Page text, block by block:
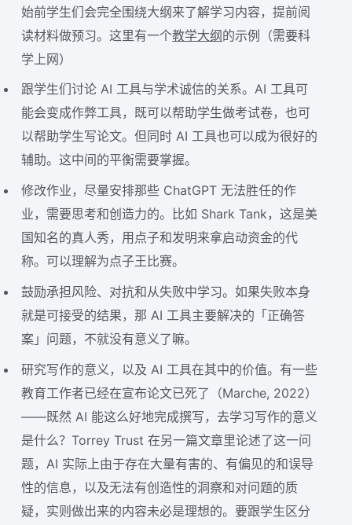
始前学生们会完全围绕大纲来了解学习内容，提前阅
读材料做预习。这里有一个教学大纲的示例（需要科
学上网）
跟学生们讨论 AI 工具与学术诚信的关系。AI 工具可
能会变成作弊工具，既可以帮助学生做考试卷，也可
以帮助学生写论文。但同时 AI 工具也可以成为很好的
辅助。这中间的平衡需要掌握。
修改作业，尽量安排那些 ChatGPT 无法胜任的作
业，需要思考和创造力的。比如 Shark Tank，这是美
国知名的真人秀，用点子和发明来拿启动资金的代
称。可以理解为点子王比赛。
鼓励承担风险、对抗和从失败中学习。如果失败本身
就是可接受的结果，那 AI 工具主要解决的「正确答
案」问题，不就没有意义了嘛。
研究写作的意义，以及 AI 工具在其中的价值。有一些
教育工作者已经在宣布论文已死了（Marche, 2022）
——既然 AI 能这么好地完成撰写，去学习写作的意义
是什么？Torrey Trust 在另一篇文章里论述了这一问
题，AI 实际上由于存在大量有害的、有偏见的和误导
性的信息，以及无法有创造性的洞察和对问题的质
疑，实则做出来的内容未必是理想的。要跟学生区分